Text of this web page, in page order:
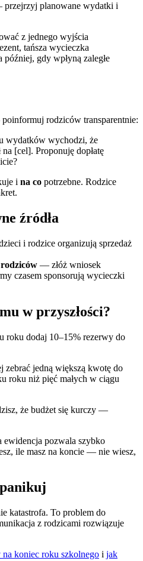
przejrzyj planowane wydatki i
z jednego wyjścia
tańsza wycieczka
gdy wpłyną zaległe
rodziców transparentnie:
wydatków wychodzi, że
[cel]. Proponuję dopłatę
i na co potrzebne. Rodzice
źródła
i rodzice organizują sprzedaż
— złóż wniosek
czasem sponsorują wycieczki
w przyszłości?
roku dodaj 10–15% rezerwy do
zebrać jedną większą kwotę do
roku niż pięć małych w ciągu
że budżet się kurczy —
ewidencja pozwala szybko
ile masz na koncie — nie wiesz,
katastrofa. To problem do
z rodzicami rozwiązuje
koniec roku szkolnego i jak